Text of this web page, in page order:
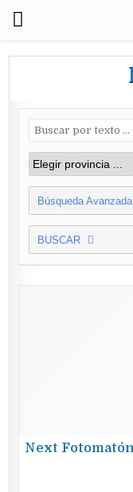
Búsqueda Avanzada
BUSCAR
Next Fotomatón